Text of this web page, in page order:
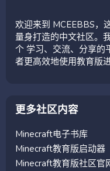
欢迎来到 MCEEBBS，
量身打造的中文社区。
个 学习、交流、分享的
者更高效地使用教育版
更多社区内容
Minecraft电子书库
Minecraft教育版启动器
Minecraft教育版社区官